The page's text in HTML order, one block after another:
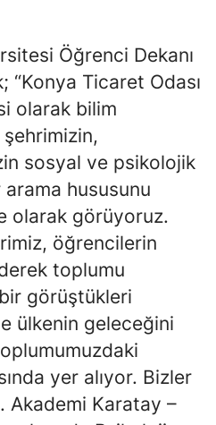
Öğrenci Dekanı
“Konya Ticaret Odası
olarak bilim
şehrimizin,
sosyal ve psikolojik
hususunu
olarak görüyoruz.
öğrencilerin
toplumu
görüştükleri
ülkenin geleceğini
yer alıyor. Bizler
Akademi Karatay –